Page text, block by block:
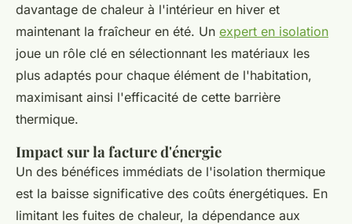
davantage de chaleur à l'intérieur en hiver et
maintenant la fraîcheur en été. Un expert en isolation
joue un rôle clé en sélectionnant les matériaux les
plus adaptés pour chaque élément de l'habitation,
maximisant ainsi l'efficacité de cette barrière
thermique.
Impact sur la facture d'énergie
Un des bénéfices immédiats de l'isolation thermique
est la baisse significative des coûts énergétiques. En
limitant les fuites de chaleur, la dépendance aux